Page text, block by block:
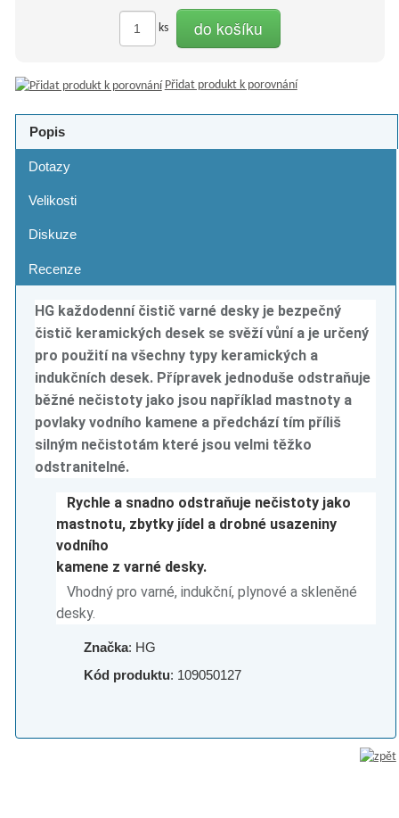
ks do košíku
Přidat produkt k porovnání
Popis
Dotazy
Velikosti
Diskuze
Recenze
HG každodenní čistič varné desky je bezpečný
čistič keramických desek se svěží vůní a je určený
pro použití na všechny typy keramických a
indukčních desek. Přípravek jednoduše odstraňuje
běžné nečistoty jako jsou například mastnoty a
povlaky vodního kamene a předchází tím příliš
silným nečistotám které jsou velmi těžko
odstranitelné.
Rychle a snadno odstraňuje nečistoty jako
mastnotu, zbytky jídel a drobné usazeniny
vodního
kamene z varné desky.
Vhodný pro varné, indukční, plynové a skleněné
desky.
Značka: HG
Kód produktu: 109050127